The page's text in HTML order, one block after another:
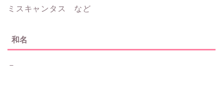
ミスキャンタス など
和名
－